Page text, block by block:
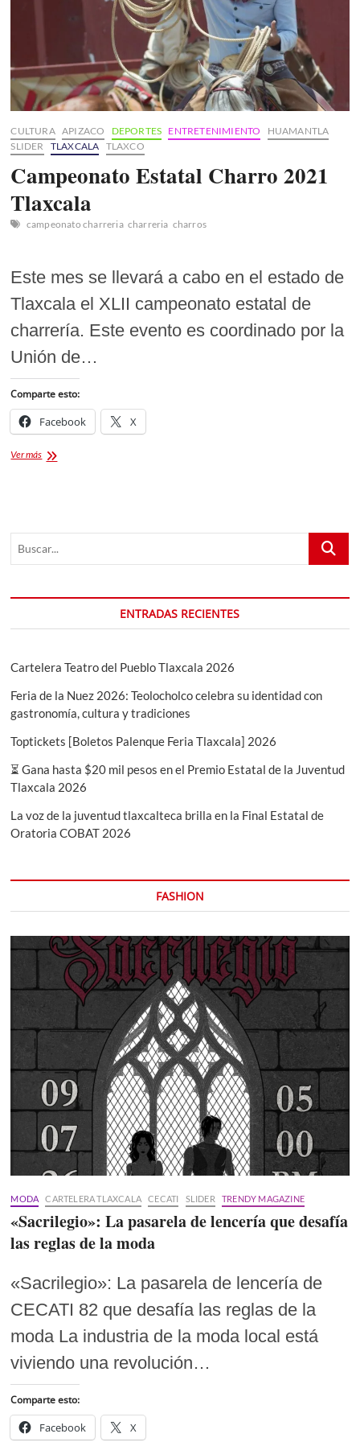
CULTURA APIZACO DEPORTES ENTRETENIMIENTO
HUAMANTLA
SLIDER
TLAXCALA TLAXCO
Campeonato Estatal Charro 2021
Tlaxcala
campeonato charreria charreria charros
Este mes se llevará a cabo en el estado de
Tlaxcala el XLII campeonato estatal de
charrería. Este evento es coordinado por la
Unión de…
Comparte esto:
Facebook X
Ver másCampeonato
Buscar...
ENTRADAS RECIENTES
Cartelera Teatro del Pueblo Tlaxcala 2026
Feria de la Nuez 2026: Teolocholco celebra su identidad con
gastronomía, cultura y tradiciones
Toptickets [Boletos Palenque Feria Tlaxcala] 2026
⏳ Gana hasta $20 mil pesos en el Premio Estatal de la Juventud
Tlaxcala 2026
La voz de la juventud tlaxcalteca brilla en la Final Estatal de
Oratoria COBAT 2026
FASHION
MODA CARTELERA TLAXCALA CECATI SLIDER TRENDY MAGAZINE
«Sacrilegio»: La pasarela de lencería que desafía
las reglas de la moda
«Sacrilegio»: La pasarela de lencería de
CECATI 82 que desafía las reglas de la
moda La industria de la moda local está
viviendo una revolución…
Comparte esto:
Facebook X